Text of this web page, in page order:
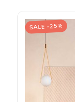
SALE -25%